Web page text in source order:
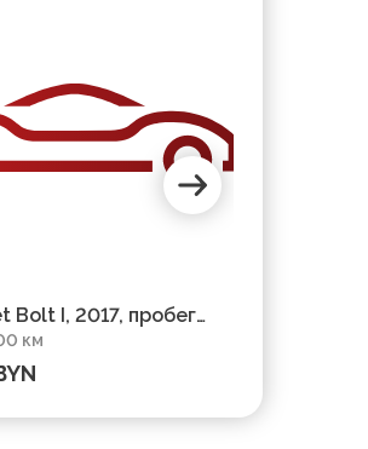
Bolt I, 2017, пробег
км